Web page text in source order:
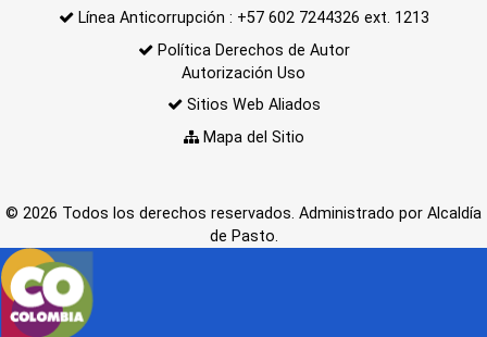
Línea Anticorrupción : +57 602 7244326 ext. 1213
Política Derechos de Autor
Autorización Uso
Sitios Web Aliados
Mapa del Sitio
© 2026 Todos los derechos reservados. Administrado por Alcaldía
de Pasto.